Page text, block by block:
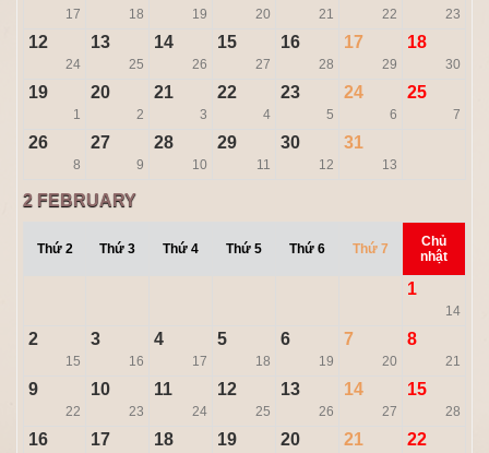
17 18 19 20 21 22 23
12
24
13
25
14
26
15
27
16
28
17
29
18
30
19
1
20
2
21
3
22
4
23
5
24
6
25
7
26
8
27
9
28
10
29
11
30
12
31
13
2 FEBRUARY
Thứ 2 Thứ 3 Thứ 4 Thứ 5 Thứ 6 Thứ 7
Chủ
nhật
1
14
2
15
3
16
4
17
5
18
6
19
7
20
8
21
9
22
10
23
11
24
12
25
13
26
14
27
15
28
16 17 18 19 20 21 22